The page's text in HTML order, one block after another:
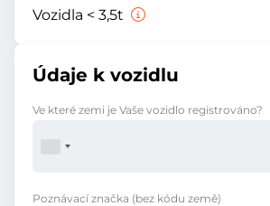
Vozidla < 3,5t
Údaje k vozidlu
Ve které zemi je Vaše vozidlo registrováno?
Poznávací značka (bez kódu země)